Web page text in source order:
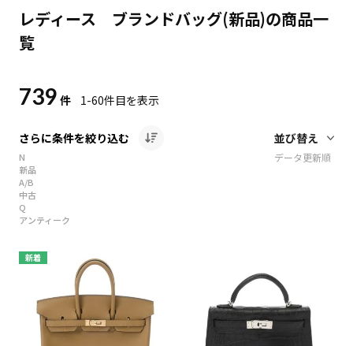
レディース ブランドバッグ(新品)の商品一
覧
739 件 1-60件目を表示
さらに条件を絞り込む
N
新品
A/B
中古
Q
アンティーク
データ更新順
新着